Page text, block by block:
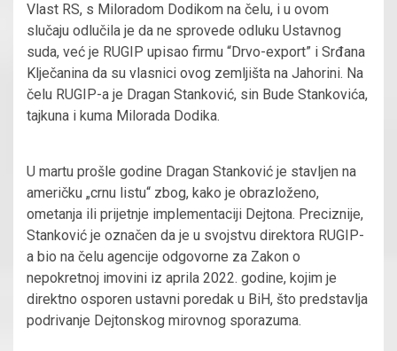
Vlast RS, s Miloradom Dodikom na čelu, i u ovom
slučaju odlučila je da ne sprovede odluku Ustavnog
suda, već je RUGIP upisao firmu “Drvo-export” i Srđana
Klječanina da su vlasnici ovog zemljišta na Jahorini. Na
čelu RUGIP-a je Dragan Stanković, sin Bude Stankovića,
tajkuna i kuma Milorada Dodika.
U martu prošle godine Dragan Stanković je stavljen na
američku „crnu listu“ zbog, kako je obrazloženo,
ometanja ili prijetnje implementaciji Dejtona. Preciznije,
Stanković je označen da je u svojstvu direktora RUGIP-
a bio na čelu agencije odgovorne za Zakon o
nepokretnoj imovini iz aprila 2022. godine, kojim je
direktno osporen ustavni poredak u BiH, što predstavlja
podrivanje Dejtonskog mirovnog sporazuma.